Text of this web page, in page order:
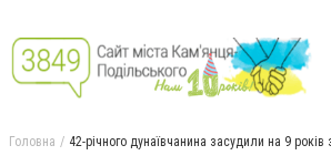
Головна 42-річного дунаївчанина засудили на 9 років